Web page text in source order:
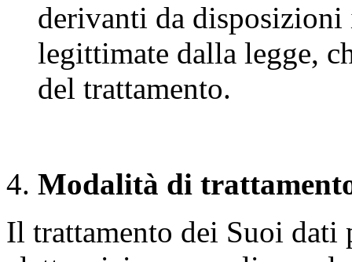
derivanti da
legittimate dalla legge,
del trattamento.
Modalità di
Il trattamento dei Suoi dati